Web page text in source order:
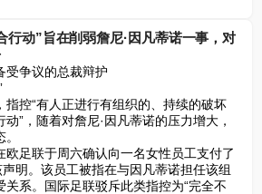
行动”旨在削弱詹尼·因凡蒂诺一事，对
受争议的总裁辩护
指控“有人正进行有组织的、持续的破坏
”，随着对詹尼·因凡蒂诺的压力增大，
欧足联于周六确认向一名女性员工支付了
声明。该员工被指在与因凡蒂诺担任该组
系。国际足联驳斥此类指控为“完全不